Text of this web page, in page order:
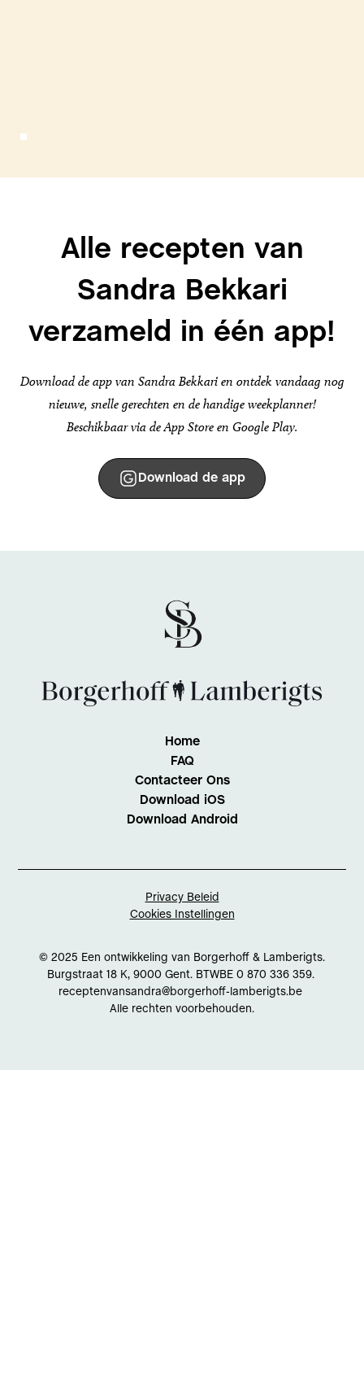
Alle recepten van
Sandra Bekkari
verzameld in één app!
Download de app van Sandra Bekkari en ontdek vandaag nog
nieuwe, snelle gerechten en de handige weekplanner!
Beschikbaar via de App Store en Google Play.
Download de app
Home
FAQ
Contacteer Ons
Download iOS
Download Android
© 2025 Een ontwikkeling van Borgerhoff & Lamberigts.
Burgstraat 18 K, 9000 Gent. BTWBE 0 870 336 359.
receptenvansandra@borgerhoff-lamberigts.be
Alle rechten voorbehouden.
Privacy Beleid
Cookies Instellingen